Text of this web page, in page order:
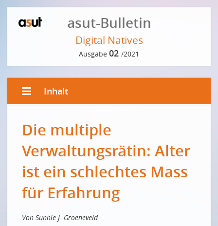
asut-Bulletin
Digital Natives
Ausgabe 02 /2021
Inhalt
Auf dem Weg zum generationenübergreifenden
Mitmach-Staat
Digital Natives: Vers une participation
VORWORT DER REDAKTION
Vorwärts machen
INTERVIEW MIT «DIGITALDOLMETSCHER» PHILIPP
Die multiple
Verwaltungsrätin: Alter
ist ein schlechtes Mass
für Erfahrung
Von Sunnie J. Groeneveld